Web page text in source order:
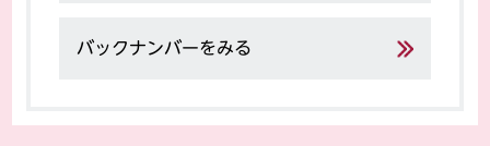
バックナンバーをみる